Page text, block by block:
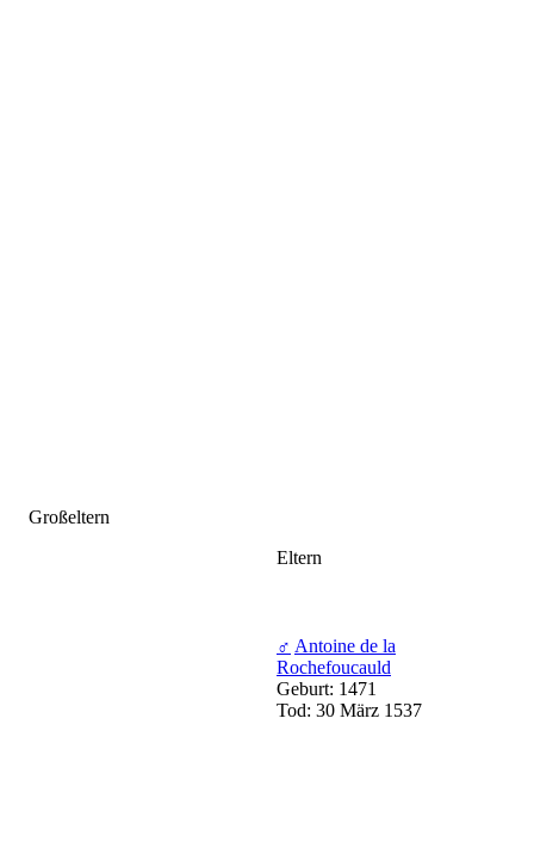
Großeltern
Eltern
♂ Antoine de la
Rochefoucauld
Geburt: 1471
Tod: 30 März 1537